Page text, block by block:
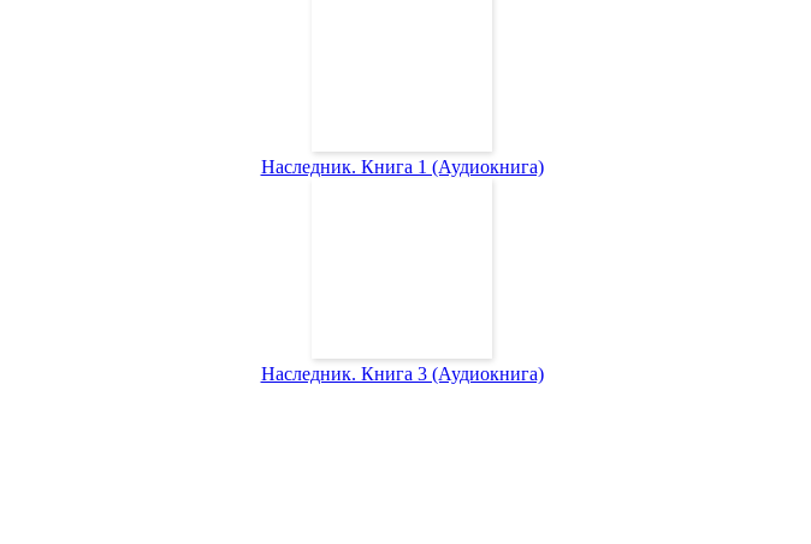
Наследник. Книга 1 (Аудиокнига)
Наследник. Книга 3 (Аудиокнига)